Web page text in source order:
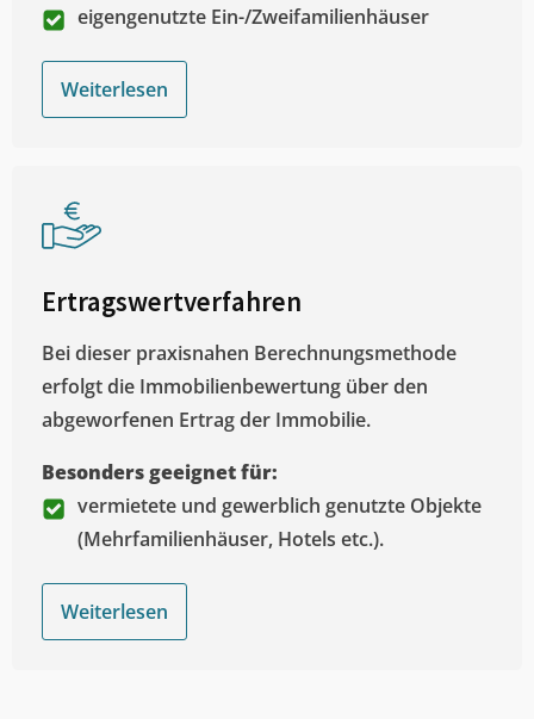
eigengenutzte Ein-/Zweifamilienhäuser
Weiterlesen
Ertragswertverfahren
Bei dieser praxisnahen Berechnungsmethode
erfolgt die Immobilienbewertung über den
abgeworfenen Ertrag der Immobilie.
Besonders geeignet für:
vermietete und gewerblich genutzte Objekte
(Mehrfamilienhäuser, Hotels etc.).
Weiterlesen